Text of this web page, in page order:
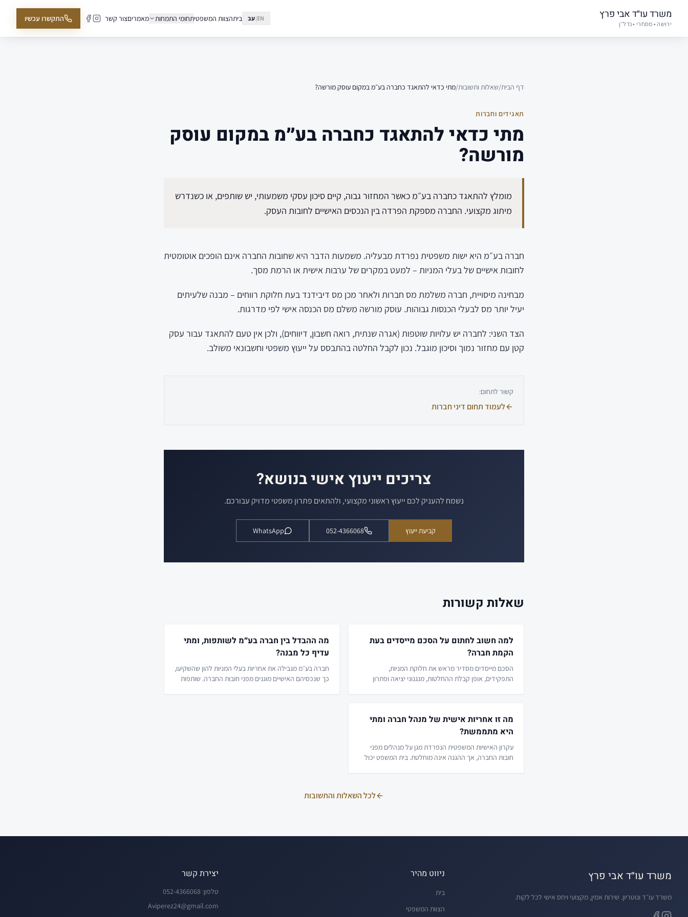
משרד עו״ד אבי פרץ
ירושה • מסחרי • נדל״ן
EN
|עב ביתהצוות המשפטיתחומי התמחות מאמריםצור קשר התקשרו עכשיו
דף הבית/שאלות ותשובות/מתי כדאי להתאגד כחברה בע״מ במקום עוסק מורשה?
תאגידים וחברות
מתי כדאי להתאגד כחברה בע״מ במקום עוסק
מורשה?
מומלץ להתאגד כחברה בע״מ כאשר המחזור גבוה, קיים סיכון עסקי משמעותי, יש שותפים, או כשנדרש
מיתוג מקצועי. החברה מספקת הפרדה בין הנכסים האישיים לחובות העסק.
חברה בע״מ היא ישות משפטית נפרדת מבעליה. משמעות הדבר היא שחובות החברה אינם הופכים אוטומטית
לחובות אישיים של בעלי המניות – למעט במקרים של ערבות אישית או הרמת מסך.
מבחינה מיסויית, חברה משלמת מס חברות ולאחר מכן מס דיבידנד בעת חלוקת רווחים – מבנה שלעיתים
יעיל יותר מס לבעלי הכנסות גבוהות. עוסק מורשה משלם מס הכנסה אישי לפי מדרגות.
הצד השני: לחברה יש עלויות שוטפות (אגרה שנתית, רואה חשבון, דיווחים), ולכן אין טעם להתאגד עבור עסק
קטן עם מחזור נמוך וסיכון מוגבל. נכון לקבל החלטה בהתבסס על ייעוץ משפטי וחשבונאי משולב.
קשור לתחום:
לעמוד תחום דיני חברות
צריכים ייעוץ אישי בנושא?
נשמח להעניק לכם ייעוץ ראשוני מקצועי, ולהתאים פתרון משפטי מדויק עבורכם.
קביעת ייעוץ 052-4366068
WhatsApp
שאלות קשורות
למה חשוב לחתום על הסכם מייסדים בעת
הקמת חברה?
הסכם מייסדים מסדיר מראש את חלוקת המניות,
התפקידים, אופן קבלת ההחלטות, מנגנוני יציאה ופתרון
מה ההבדל בין חברה בע״מ לשותפות, ומתי
עדיף כל מבנה?
חברה בע״מ מגבילה את אחריות בעלי המניות להון שהשקיעו,
כך שנכסיהם האישיים מוגנים מפני חובות החברה. שותפות
מה זו אחריות אישית של מנהל חברה ומתי
היא מתממשת?
עקרון האישיות המשפטית הנפרדת מגן על מנהלים מפני
חובות החברה, אך ההגנה אינה מוחלטת. בית המשפט יכול
לכל השאלות והתשובות
משרד עו״ד אבי פרץ
משרד עו״ד ונוטריון. שירות אמין, מקצועי ויחס אישי לכל לקוח.
ניווט מהיר
בית
הצוות המשפטי
יצירת קשר
טלפון: 052-4366068
Aviperez24@gmail.com